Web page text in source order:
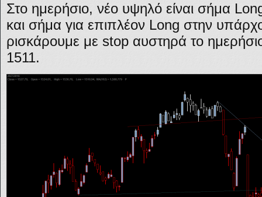
Στο ημερήσιο, νέο υψηλό είναι σήμα
και σήμα για επιπλέον Long στην
ρισκάρουμε με stop αυστηρά το
1511.